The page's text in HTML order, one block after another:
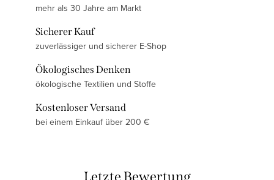
mehr als 30 Jahre am Markt
Sicherer Kauf
zuverlässiger und sicherer E-Shop
Ökologisches Denken
ökologische Textilien und Stoffe
Kostenloser Versand
bei einem Einkauf über 200 €